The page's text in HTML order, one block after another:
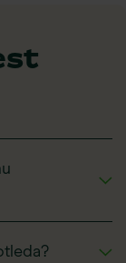
just Raha24-st